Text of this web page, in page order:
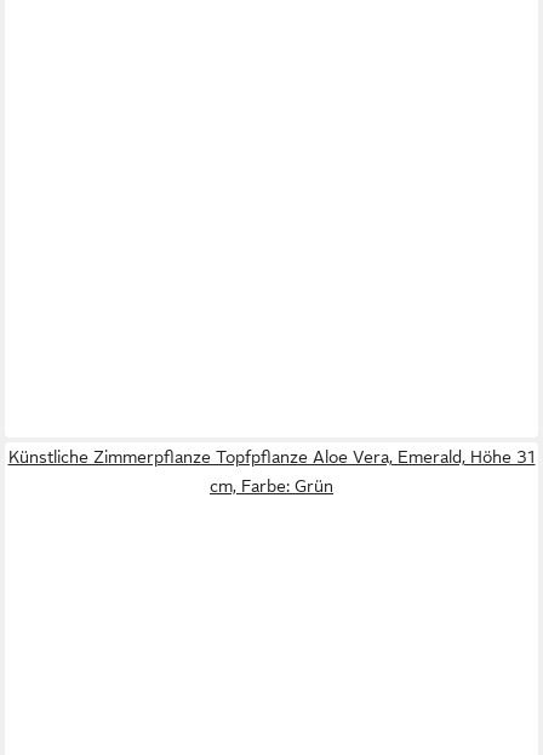
Künstliche Zimmerpflanze Topfpflanze Aloe Vera, Emerald, Höhe 31
cm, Farbe: Grün